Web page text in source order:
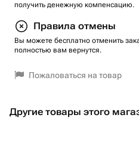
получить денежную компенсацию.
Правила отмены
Вы можете бесплатно отменить
полностью вам вернутся.
Пожаловаться на товар
Другие товары этого